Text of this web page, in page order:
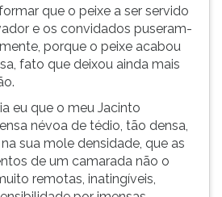
que o peixe a ser servido
e os convidados puseram-
porque o peixe acabou
fato que deixou ainda mais
eu que o meu Jacinto
névoa de tédio, tão densa,
sua mole densidade, que as
de um camarada não o
remotas, inatingíveis,